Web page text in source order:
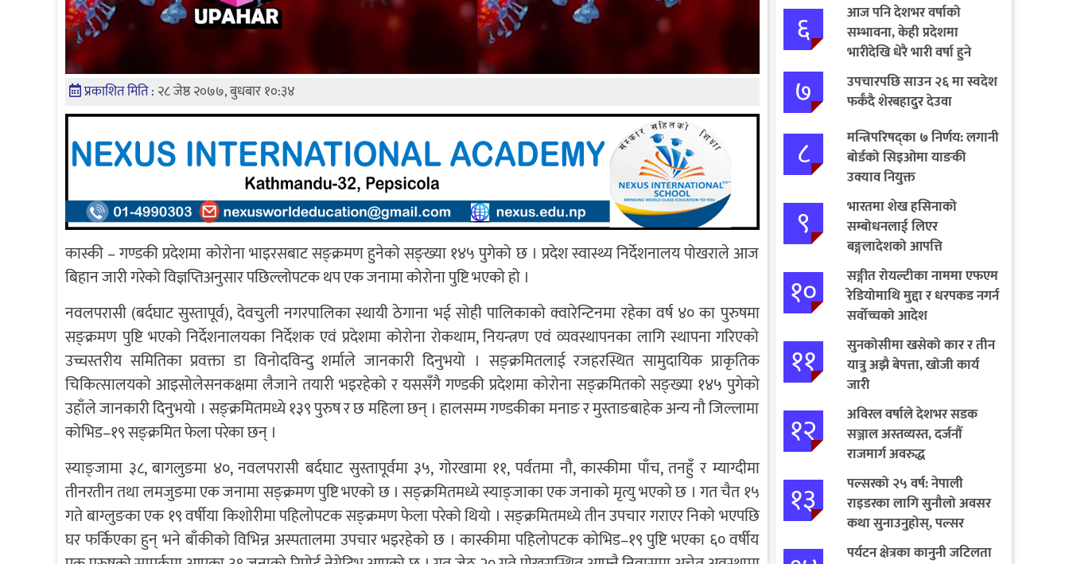
प्रकाशित मिति : २८ जेष्ठ २०७७, बुधबार १०:३४
कास्की – गण्डकी प्रदेशमा कोरोना भाइरसबाट सङ्क्रमण हुनेको सङ्ख्या १४५ पुगेको छ । प्रदेश स्वास्थ्य निर्देशनालय पोखराले आज
बिहान जारी गरेको विज्ञप्तिअनुसार पछिल्लोपटक थप एक जनामा कोरोना पुष्टि भएको हो ।
नवलपरासी (बर्दघाट सुस्तापूर्व), देवचुली नगरपालिका स्थायी ठेगाना भई सोही पालिकाको क्वारेन्टिनमा रहेका वर्ष ४० का पुरुषमा
सङ्क्रमण पुष्टि भएको निर्देशनालयका निर्देशक एवं प्रदेशमा कोरोना रोकथाम, नियन्त्रण एवं व्यवस्थापनका लागि स्थापना गरिएको
उच्चस्तरीय समितिका प्रवक्ता डा विनोदविन्दु शर्माले जानकारी दिनुभयो । सङ्क्रमितलाई रजहरस्थित सामुदायिक प्राकृतिक
चिकित्सालयको आइसोलेसनकक्षमा लैजाने तयारी भइरहेको र यससँगै गण्डकी प्रदेशमा कोरोना सङ्क्रमितको सङ्ख्या १४५ पुगेको
उहाँले जानकारी दिनुभयो । सङ्क्रमितमध्ये १३९ पुरुष र छ महिला छन् । हालसम्म गण्डकीका मनाङ र मुस्ताङबाहेक अन्य नौ जिल्लामा
कोभिड–१९ सङ्क्रमित फेला परेका छन् ।
स्याङ्जामा ३८, बागलुङमा ४०, नवलपरासी बर्दघाट सुस्तापूर्वमा ३५, गोरखामा ११, पर्वतमा नौ, कास्कीमा पाँच, तनहुँ र म्याग्दीमा
तीनरतीन तथा लमजुङमा एक जनामा सङ्क्रमण पुष्टि भएको छ । सङ्क्रमितमध्ये स्याङ्जाका एक जनाको मृत्यु भएको छ । गत चैत १५
गते बाग्लुङका एक १९ वर्षीया किशोरीमा पहिलोपटक सङ्क्रमण फेला परेको थियो । सङ्क्रमितमध्ये तीन उपचार गराएर निको भएपछि
घर फर्किएका हुन् भने बाँकीको विभिन्न अस्पतालमा उपचार भइरहेको छ । कास्कीमा पहिलोपटक कोभिड–१९ पुष्टि भएका ६० वर्षीय
६
आज पनि देशभर वर्षाको
सम्भावना, केही प्रदेशमा
भारीदेखि धेरै भारी वर्षा हुने
चेतावनी
७
उपचारपछि साउन २६ मा स्वदेश
फर्कँदै शेरबहादुर देउवा
८
मन्त्रिपरिषद्का ७ निर्णय: लगानी
बोर्डको सिइओमा याङकी
उक्याव नियुक्त
९
भारतमा शेख हसिनाको
सम्बोधनलाई लिएर
बङ्गलादेशको आपत्ति
१०
सङ्गीत रोयल्टीका नाममा एफएम
रेडियोमाथि मुद्दा र धरपकड नगर्न
सर्वोच्चको आदेश
११
सुनकोसीमा खसेको कार र तीन
यात्रु अझै बेपत्ता, खोजी कार्य
जारी
१२
अविरल वर्षाले देशभर सडक
सञ्जाल अस्तव्यस्त, दर्जनौँ
राजमार्ग अवरुद्ध
१३
पल्सरको २५ वर्ष: नेपाली
राइडरका लागि सुनौलो अवसर
कथा सुनाउनुहोस्, पल्सर
जित्नुहोस्
पर्यटन क्षेत्रका कानुनी जटिलता